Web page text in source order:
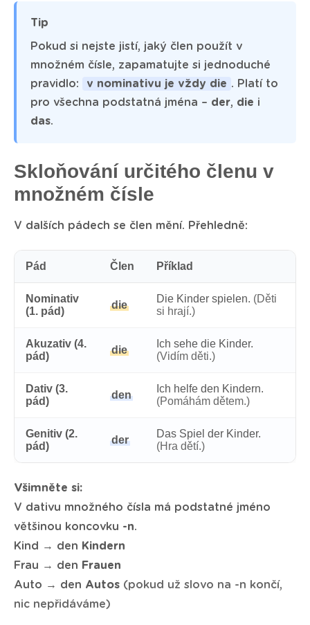
Tip
Pokud si nejste jistí, jaký člen použít v
množném čísle, zapamatujte si jednoduché
pravidlo:
v nominativu je vždy die . Platí to
pro všechna podstatná jména – der, die i
das.
Skloňování určitého členu v
množném čísle
V dalších pádech se člen mění. Přehledně:
Pád Člen Příklad
Nominativ
(1. pád)
die
Die Kinder spielen. (Děti
si hrají.)
Akuzativ (4.
pád)
die
Ich sehe die Kinder.
(Vidím děti.)
Dativ (3.
pád)
den
Ich helfe den Kindern.
(Pomáhám dětem.)
Genitiv (2.
pád)
der
Das Spiel der Kinder.
(Hra dětí.)
Všimněte si:
V dativu množného čísla má podstatné jméno
většinou koncovku -n.
Kind → den Kindern
Frau → den Frauen
Auto → den Autos (pokud už slovo na -n končí,
nic nepřidáváme)